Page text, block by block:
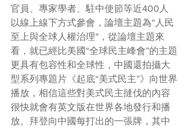
官員、專家學者、駐中使節等近400人
以線上線下方式參會，論壇主題為“人民
至上與全球人權治理”，從論壇主題來
看，就已經比美國“全球民主峰會”的主題
更具有包容性和全球性，中國還拍攝大
型系列專題片《起底“美式民主”》向世界
播放，相信這些對美式民主撻伐的內容
很快就會有英文版在世界各地發行和播
放。拜登向中國每打出的一張牌，其中